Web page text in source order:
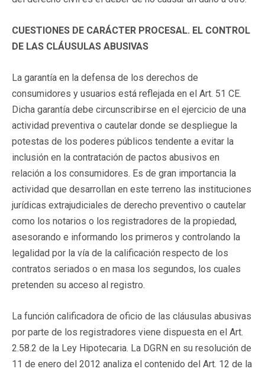
CUESTIONES DE CARÁCTER PROCESAL. EL CONTROL
DE LAS CLÁUSULAS ABUSIVAS
La garantía en la defensa de los derechos de
consumidores y usuarios está reflejada en el Art. 51 CE.
Dicha garantía debe circunscribirse en el ejercicio de una
actividad preventiva o cautelar donde se despliegue la
potestas de los poderes públicos tendente a evitar la
inclusión en la contratación de pactos abusivos en
relación a los consumidores. Es de gran importancia la
actividad que desarrollan en este terreno las instituciones
jurídicas extrajudiciales de derecho preventivo o cautelar
como los notarios o los registradores de la propiedad,
asesorando e informando los primeros y controlando la
legalidad por la vía de la calificación respecto de los
contratos seriados o en masa los segundos, los cuales
pretenden su acceso al registro.
La función calificadora de oficio de las cláusulas abusivas
por parte de los registradores viene dispuesta en el Art.
2.58.2 de la Ley Hipotecaria. La DGRN en su resolución de
11 de enero del 2012 analiza el contenido del Art. 12 de la